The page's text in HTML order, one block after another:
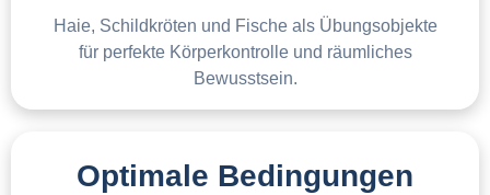
Haie, Schildkröten und Fische als Übungsobjekte
für perfekte Körperkontrolle und räumliches
Bewusstsein.
Optimale Bedingungen